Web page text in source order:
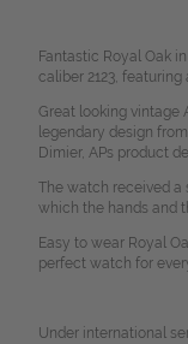
Fantastic Royal Oak
caliber 2123, featuring
Great looking vintage
legendary design
Dimier, APs product
The watch received a
which the hands and
Easy to wear Royal
perfect watch for
Under international